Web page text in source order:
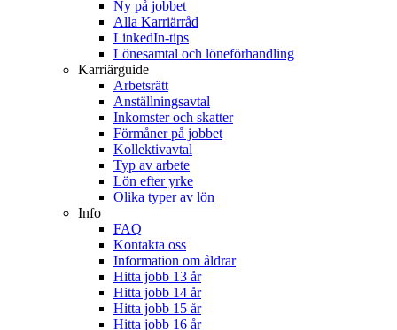
Ny på jobbet
Alla Karriärråd
LinkedIn-tips
Lönesamtal och löneförhandling
Karriärguide
Arbetsrätt
Anställningsavtal
Inkomster och skatter
Förmåner på jobbet
Kollektivavtal
Typ av arbete
Lön efter yrke
Olika typer av lön
Info
FAQ
Kontakta oss
Information om åldrar
Hitta jobb 13 år
Hitta jobb 14 år
Hitta jobb 15 år
Hitta jobb 16 år